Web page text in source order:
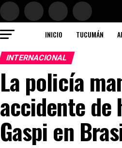
INICIO TUCUMÁN
INTERNACIONAL
La policía
accidente de
Gaspi en